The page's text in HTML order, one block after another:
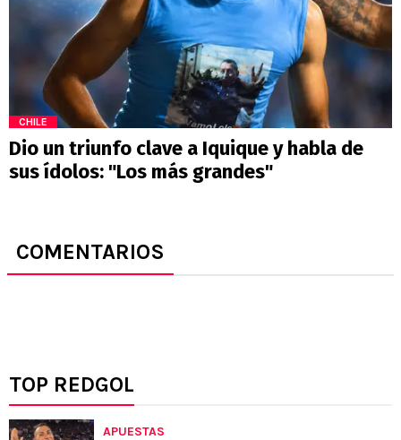
CHILE
Dio un triunfo clave a Iquique y habla de
sus ídolos: "Los más grandes"
COMENTARIOS
TOP REDGOL
APUESTAS